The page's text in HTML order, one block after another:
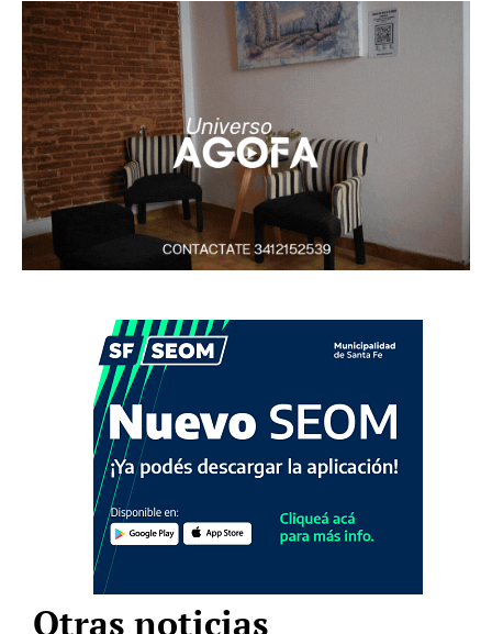
Otras noticias